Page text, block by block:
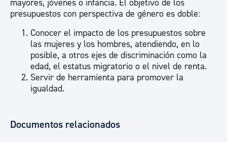
mayores, jóvenes o infancia. El objetivo de los
presupuestos con perspectiva de género es doble:
Conocer el impacto de los presupuestos sobre
las mujeres y los hombres, atendiendo, en lo
posible, a otros ejes de discriminación como la
edad, el estatus migratorio o el nivel de renta.
Servir de herramienta para promover la
igualdad.
Documentos relacionados